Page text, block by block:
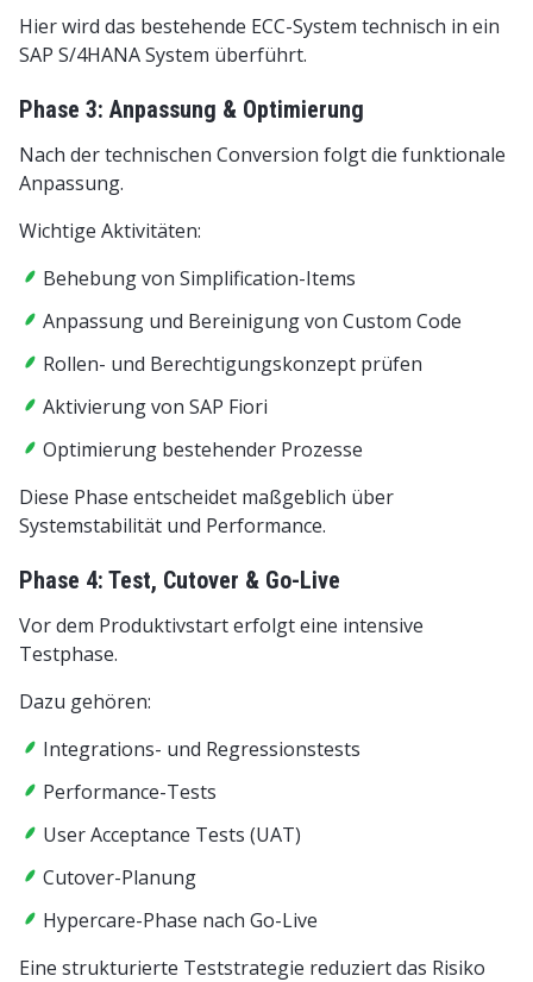
Hier wird das bestehende ECC-System technisch in ein
SAP S/4HANA System überführt.
Phase 3: Anpassung & Optimierung
Nach der technischen Conversion folgt die funktionale
Anpassung.
Wichtige Aktivitäten:
Behebung von Simplification-Items
Anpassung und Bereinigung von Custom Code
Rollen- und Berechtigungskonzept prüfen
Aktivierung von SAP Fiori
Optimierung bestehender Prozesse
Diese Phase entscheidet maßgeblich über
Systemstabilität und Performance.
Phase 4: Test, Cutover & Go-Live
Vor dem Produktivstart erfolgt eine intensive
Testphase.
Dazu gehören:
Integrations- und Regressionstests
Performance-Tests
User Acceptance Tests (UAT)
Cutover-Planung
Hypercare-Phase nach Go-Live
Eine strukturierte Teststrategie reduziert das Risiko